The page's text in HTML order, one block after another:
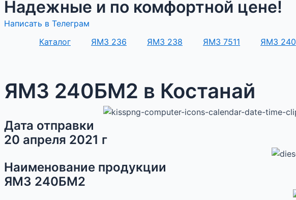
Надежные и по комфортной цене!
Написать в Телеграм
Каталог
ЯМЗ 236 ЯМЗ 238 ЯМЗ 7511 ЯМЗ 240
ЯМЗ 240БМ2 в Костанай
Дата отправки
20 апреля 2021 г
Наименование продукции
ЯМЗ 240БМ2